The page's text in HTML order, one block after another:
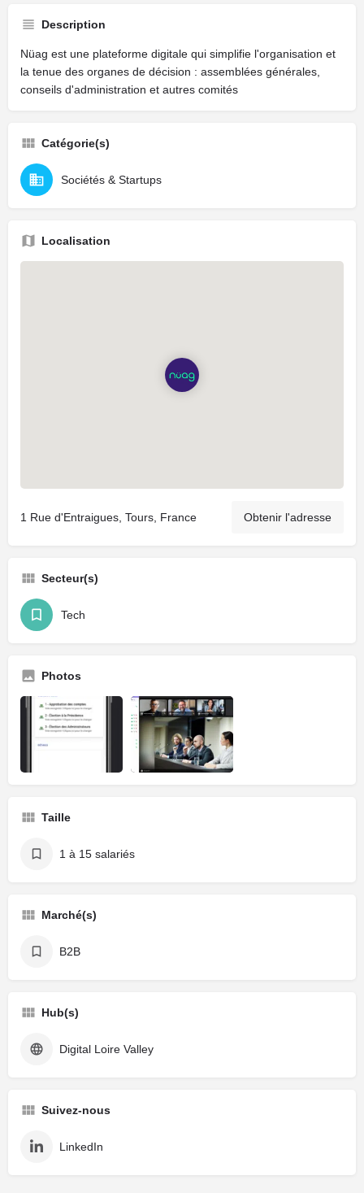
Description
Nüag est une plateforme digitale qui simplifie l'organisation et
la tenue des organes de décision : assemblées générales,
conseils d'administration et autres comités
Catégorie(s)
Sociétés & Startups
Localisation
1 Rue d'Entraigues, Tours, France Obtenir l'adresse
Secteur(s)
Tech
Photos
Taille
1 à 15 salariés
Marché(s)
B2B
Hub(s)
Digital Loire Valley
Suivez-nous
LinkedIn